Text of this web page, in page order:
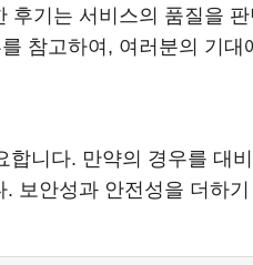
기는 서비스의 품질을
참고하여, 여러분의 기
합니다. 만약의 경우를 대
보안성과 안전성을 더하